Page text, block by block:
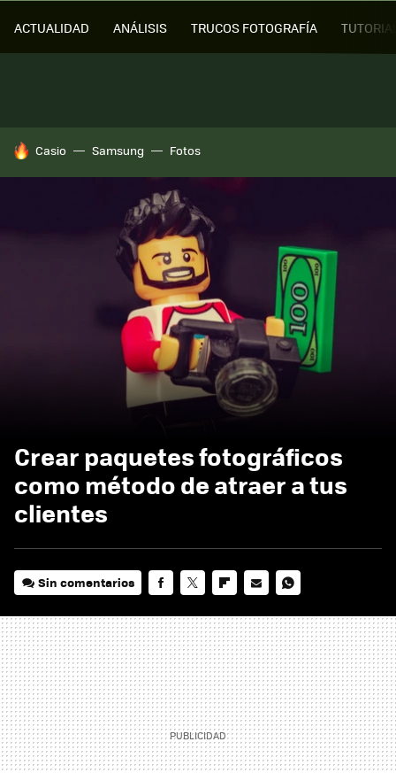
ACTUALIDAD ANÁLISIS TRUCOS FOTOGRAFÍA
HOY SE HABLA DE
Casio Samsung Fotos
Crear paquetes fotográficos
como método de atraer a tus
clientes
Sin comentarios
MAIL